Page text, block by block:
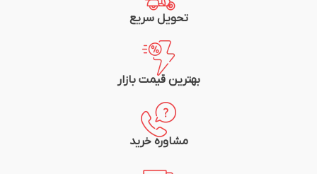
تحویل سریع
بهترین قیمت بازار
مشاوره خرید